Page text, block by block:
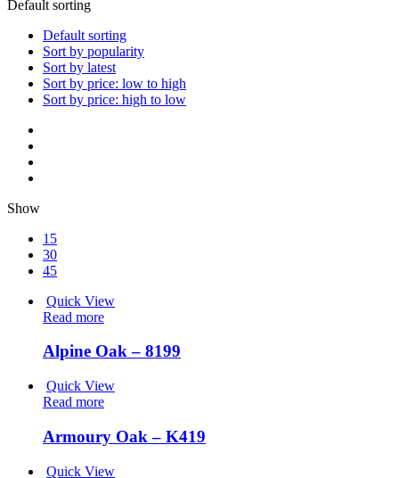
Default sorting
Default sorting
Sort by popularity
Sort by latest
Sort by price: low to high
Sort by price: high to low
Show
15
30
45
Quick View
Read more
Alpine Oak – 8199
Quick View
Read more
Armoury Oak – K419
Quick View